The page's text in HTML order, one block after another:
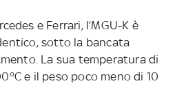
e Ferrari, l’MGU-K è
sotto la bancata
La sua temperatura di
e il peso poco meno di 10